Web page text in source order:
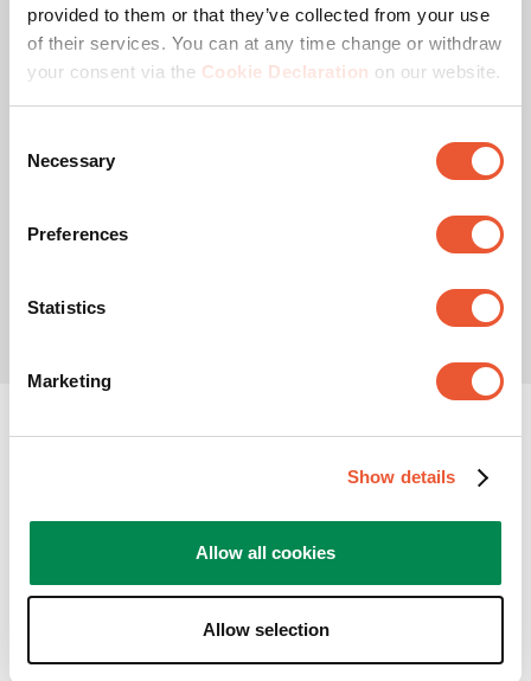
provided to them or that they’ve collected from your use
of their services. You can at any time change or withdraw
your consent via the Cookie Declaration on our website.
Selection
Necessary
Preferences
Statistics
Marketing
Show details
Allow all cookies
Allow selection
5 jaar garantie, tot 27 cm in hoogte verstelbaar
5
Op basis van selectie
32 inch monitor beugel
met een populaire maat van 32 inch. Enkele voorbeelden
hiervan zijn de Samsung Space Monitor en de Dell